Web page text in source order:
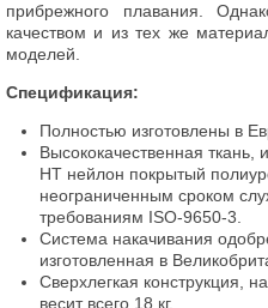
прибрежного плавания.
качеством и из тех же
моделей.
Спецификация:
Полностью изготовлены в
Высококачественная ткань,
HT нейлон покрытый
неограниченным сроком
требованиям ISO-9650-3.
Система накачивания
изготовленная в
Сверхлегкая конструкция,
весит всего 18 кг.